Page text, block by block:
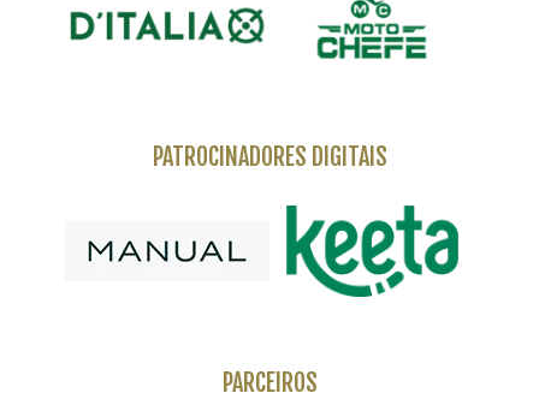
PATROCINADORES DIGITAIS
PARCEIROS